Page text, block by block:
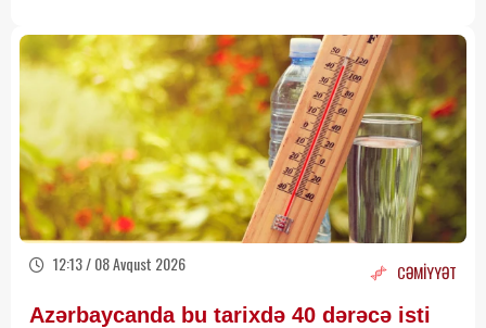
12:13 / 08 Avqust 2026 CƏMİYYƏT
Azərbaycanda bu tarixdə 40 dərəcə isti